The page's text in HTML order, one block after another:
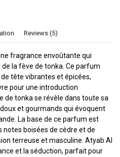
Reviews (5)
fragrance envoûtante qui
la fève de tonka. Ce parfum
tête vibrantes et épicées,
pour une introduction
de tonka se révèle dans toute sa
et gourmands qui évoquent
La base de ce parfum est
boisées de cèdre et de
terreuse et masculine. Atyab Al
et la séduction, parfait pour